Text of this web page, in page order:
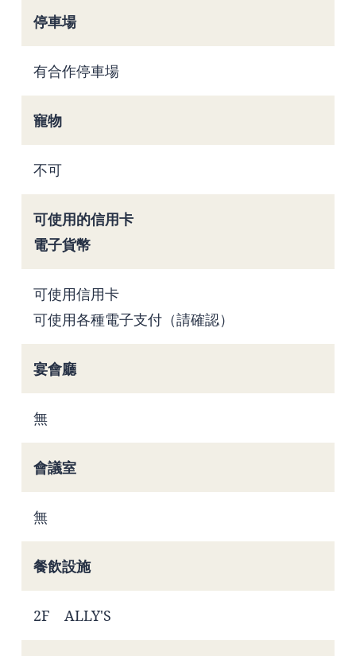
停車場
有合作停車場
寵物
不可
可使用的信用卡
電子貨幣
可使用信用卡
可使用各種電子支付（請確認）
宴會廳
無
會議室
無
餐飲設施
2F ALLY'S